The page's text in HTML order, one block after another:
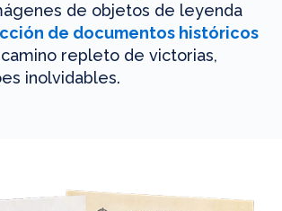
de objetos de leyenda
de documentos históricos
camino repleto de victorias,
inolvidables.